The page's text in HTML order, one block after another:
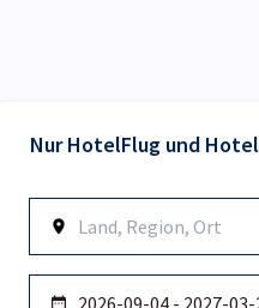
Nur HotelFlug und Hotel